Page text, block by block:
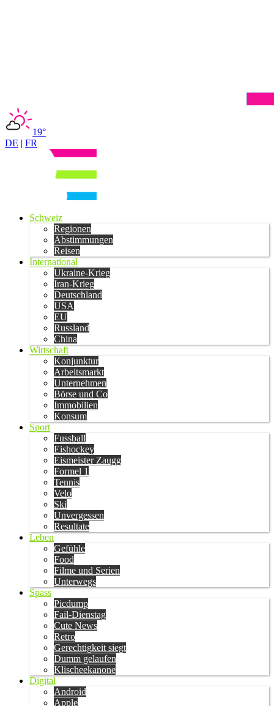
19°
DE | FR
Schweiz
Regionen
Abstimmungen
Reisen
International
Ukraine-Krieg
Iran-Krieg
Deutschland
USA
EU
Russland
China
Wirtschaft
Konjunktur
Arbeitsmarkt
Unternehmen
Börse und Co
Immobilien
Konsum
Sport
Fussball
Eishockey
Eismeister Zaugg
Formel 1
Tennis
Velo
Ski
Unvergessen
Resultate
Leben
Gefühle
Food
Filme und Serien
Unterwegs
Spass
Picdump
Fail-Dienstag
Cute News
Retro
Gerechtigkeit siegt
Dumm gelaufen
Klischeekanone
Digital
Android
Apple